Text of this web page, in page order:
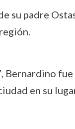
su padre
Bernardino
en su